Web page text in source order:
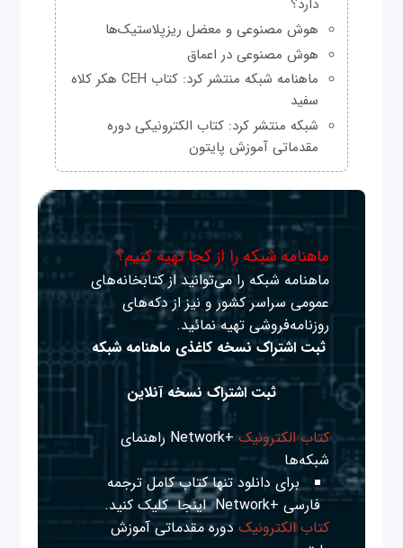
دارد؟
هوش مصنوعی و معضل ریزپلاستیک‌ها
هوش مصنوعی در اعماق
ماهنامه شبکه منتشر کرد: کتاب CEH هکر کلاه
سفید
شبکه منتشر کرد: کتاب الکترونیکی دوره
مقدماتی آموزش پایتون
ماهنامه شبکه را از کجا تهیه کنیم؟
ماهنامه شبکه را می‌توانید از کتابخانه‌های
عمومی سراسر کشور و نیز از دکه‌های
روزنامه‌فروشی تهیه نمائید.
ثبت اشتراک نسخه کاغذی ماهنامه شبکه
ثبت اشتراک نسخه آنلاین
کتاب الکترونیک
+Network راهنمای
شبکه‌ها
برای دانلود تنها کتاب کامل ترجمه
فارسی +Network
اینجا کلیک کنید.
کتاب الکترونیک دوره مقدماتی آموزش